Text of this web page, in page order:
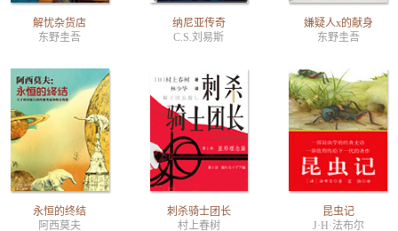
解忧杂货店
东野圭吾
纳尼亚传奇
C.S.刘易斯
嫌疑人x的献身
东野圭吾
永恒的终结
阿西莫夫
刺杀骑士团长
村上春树
昆虫记
J·H·法布尔